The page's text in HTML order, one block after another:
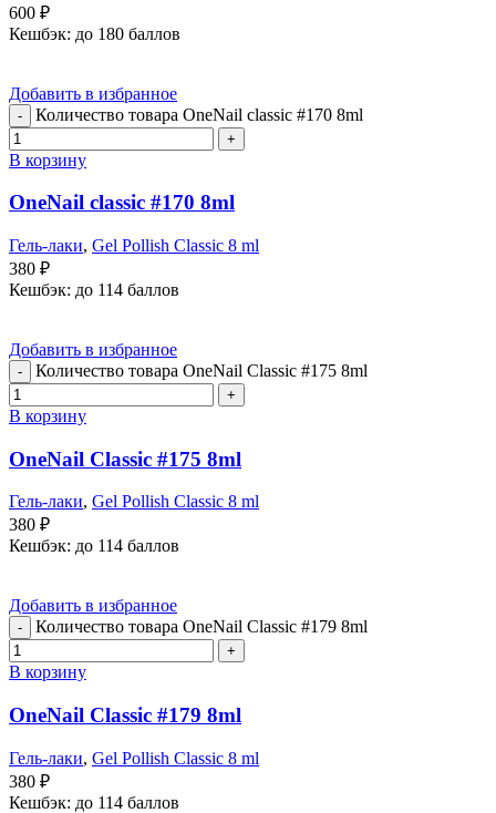
600 ₽
Кешбэк: до 180 баллов
Добавить в избранное
Количество товара OneNail classic #170 8ml
В корзину
OneNail classic #170 8ml
Гель-лаки, Gel Pollish Classic 8 ml
380 ₽
Кешбэк: до 114 баллов
Добавить в избранное
Количество товара OneNail Classic #175 8ml
В корзину
OneNail Classic #175 8ml
Гель-лаки, Gel Pollish Classic 8 ml
380 ₽
Кешбэк: до 114 баллов
Добавить в избранное
Количество товара OneNail Classic #179 8ml
В корзину
OneNail Classic #179 8ml
Гель-лаки, Gel Pollish Classic 8 ml
380 ₽
Кешбэк: до 114 баллов